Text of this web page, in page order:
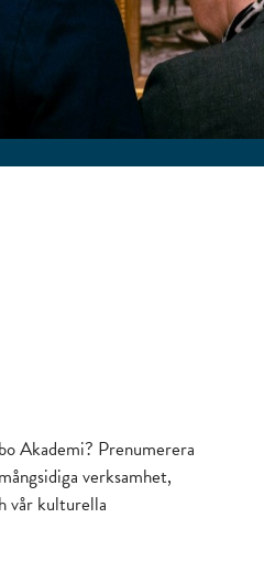
Akademi? Prenumerera
verksamhet,
vår kulturella